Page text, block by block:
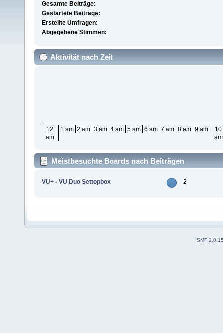
Gesamte Beiträge:
Gestartete Beiträge:
Erstellte Umfragen:
Abgegebene Stimmen:
Aktivität nach Zeit
12
am
1 am 2 am 3 am 4 am 5 am 6 am 7 am 8 am 9 am
10
am
Meistbesuchte Boards nach Beiträgen
VU+ - VU Duo Settopbox 2
SMF 2.0.15